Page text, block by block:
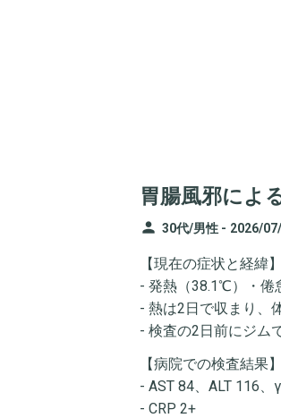
胃腸風邪によ
person 30代/男性 - 2026/
【現在の症状と経緯】
- 発熱（38.1℃）・倦
- 熱は2日で収まり、
- 検査の2日前にジム
【病院での検査結果】
- AST 84、ALT 116
- CRP 2+